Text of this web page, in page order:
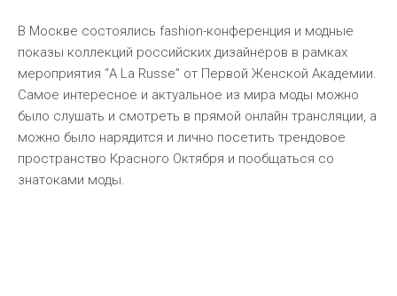
В Москве состоялись fashion-конференция и модные
показы коллекций российских дизайнеров в рамках
мероприятия “A La Russe” от Первой Женской Академии.
Самое интересное и актуальное из мира моды можно
было слушать и смотреть в прямой онлайн трансляции, а
можно было нарядится и лично посетить трендовое
пространство Красного Октября и пообщаться со
знатоками моды.